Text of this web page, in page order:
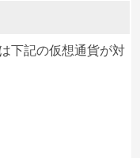
下記の仮想通貨が対